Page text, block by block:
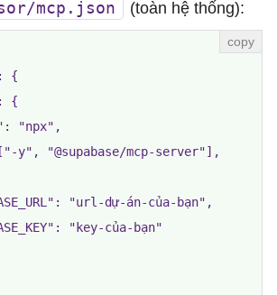
mcp.json (toàn hệ thống):
{
{
"npx",
y", "@supabase/mcp-server"],
"url-dự-án-của-bạn",
"key-của-bạn"